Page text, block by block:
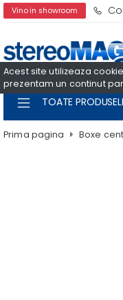
Acest site utilizeaza
prezentam un continut
Vino in showroom
TOATE
Prima pagina Boxe